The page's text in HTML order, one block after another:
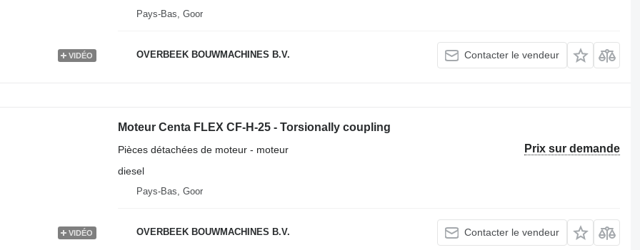
VIDÉO
Pays-Bas, Goor
OVERBEEK BOUWMACHINES B.V. Contacter le vendeur
VIDÉO
Moteur Centa FLEX CF-H-25 - Torsionally coupling
Prix sur demande
Pièces détachées de moteur - moteur
diesel
Pays-Bas, Goor
OVERBEEK BOUWMACHINES B.V. Contacter le vendeur